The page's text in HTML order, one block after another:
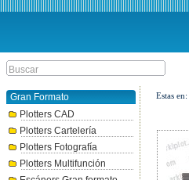
Gran Formato
Plotters CAD
Plotters Cartelería
Plotters Fotografía
Plotters Multifunción
Estas en: